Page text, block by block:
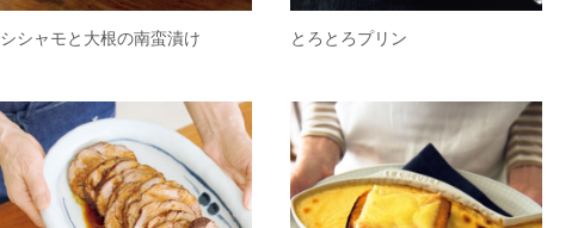
シシャモと大根の南蛮漬け とろとろプリン